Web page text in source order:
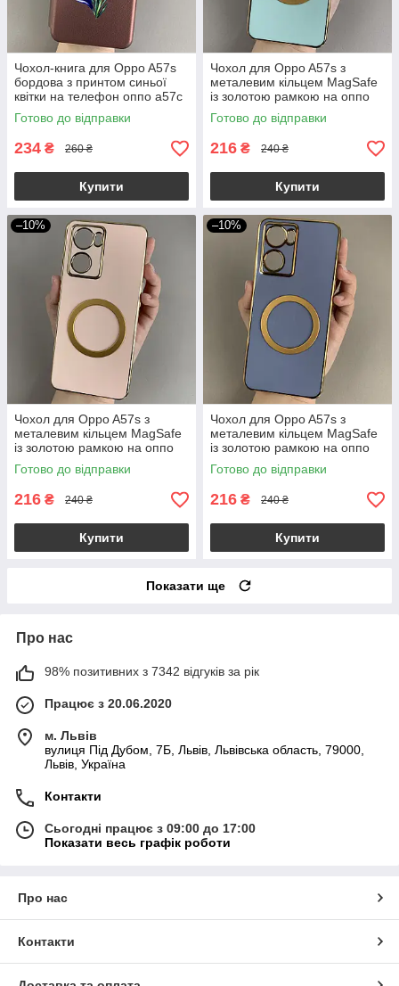
Чохол-книга для Oppo A57s
бордова з принтом синьої
квітки на телефон оппо а57с
q06r
Готово до відправки
234 ₴ 260 ₴
Купити
Чохол для Oppo A57s з
металевим кільцем MagSafe
із золотою рамкою на оппо
а57с бірюзовий q08w
Готово до відправки
216 ₴ 240 ₴
Купити
–10%
Чохол для Oppo A57s з
металевим кільцем MagSafe
із золотою рамкою на оппо
а57с пудровий q08w
Готово до відправки
216 ₴ 240 ₴
Купити
–10%
Чохол для Oppo A57s з
металевим кільцем MagSafe
із золотою рамкою на оппо
а57с синій q08w
Готово до відправки
216 ₴ 240 ₴
Купити
Показати ще
Про нас
98% позитивних з 7342 відгуків за рік
Працює з 20.06.2020
м. Львів
вулиця Під Дубом, 7Б, Львів, Львівська область, 79000,
Львів, Україна
Контакти
Сьогодні працює з 09:00 до 17:00
Показати весь графік роботи
Про нас
Контакти